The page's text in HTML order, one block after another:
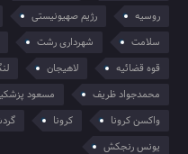
روسیه
رژیم صهیونیستی
سلامت
شهرداری رشت
قوه قضائیه
لاهیجان
محمدجواد ظریف
مسعود
واکسن کرونا
کرونا
یونس رنجکش